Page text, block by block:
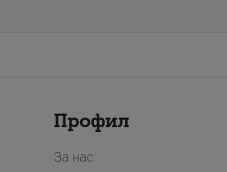
Профил
За нас